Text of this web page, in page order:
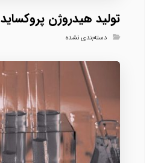
تولید هیدروژن پروکساید
دسته‌بندی نشده